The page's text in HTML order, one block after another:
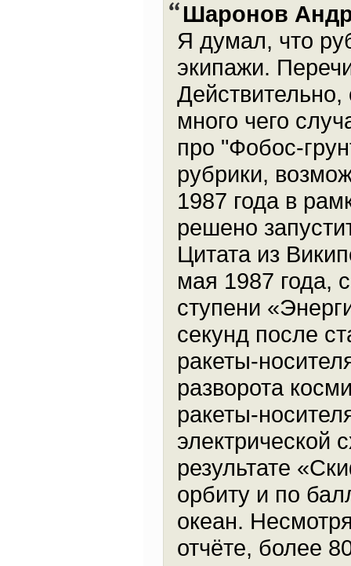
Шаронов
Я думал, что
экипажи.
много чего
про "Фобос-
рубрики,
1987 года в
решено
Цитата из
мая 1987 года,
ступени
секунд после
ракеты-
разворота
ракеты-
электрической
результате
орбиту и по
океан.
отчёте, более